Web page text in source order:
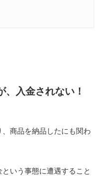
入金されない！
商品を納品したにも関わ
いう事態に遭遇すること